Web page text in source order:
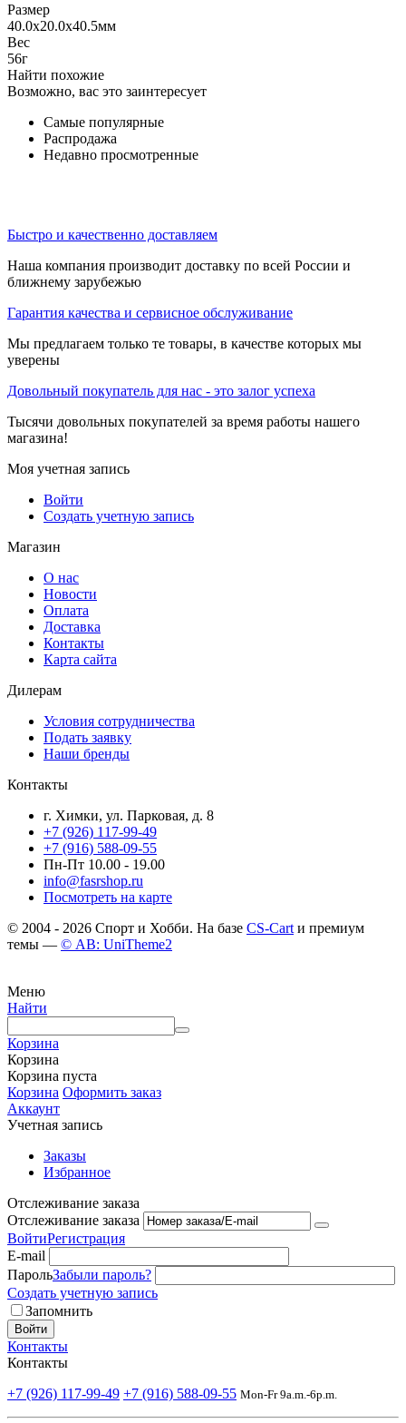
Размер
40.0x20.0x40.5мм
Вес
56г
Найти похожие
Возможно, вас это заинтересует
Самые популярные
Распродажа
Недавно просмотренные
Быстро и качественно доставляем
Наша компания производит доставку по всей России и
ближнему зарубежью
Гарантия качества и сервисное обслуживание
Мы предлагаем только те товары, в качестве которых мы
уверены
Довольный покупатель для нас - это залог успеха
Тысячи довольных покупателей за время работы нашего
магазина!
Моя учетная запись
Войти
Создать учетную запись
Магазин
О нас
Новости
Оплата
Доставка
Контакты
Карта сайта
Дилерам
Условия сотрудничества
Подать заявку
Наши бренды
Контакты
г. Химки, ул. Парковая, д. 8
+7 (926) 117-99-49
+7 (916) 588-09-55
Пн-Пт 10.00 - 19.00
info@fasrshop.ru
Посмотреть на карте
© 2004 - 2026 Спорт и Хобби. На базе CS-Cart и премиум
темы — © AB: UniTheme2
Меню
Найти
Корзина
Корзина
Корзина пуста
Корзина Оформить заказ
Аккаунт
Учетная запись
Заказы
Избранное
Отслеживание заказа
Отслеживание заказа
ВойтиРегистрация
E-mail
ПарольЗабыли пароль?
Создать учетную запись
Запомнить
Войти
Контакты
Контакты
+7 (926) 117-99-49 +7 (916) 588-09-55 Mon-Fr 9a.m.-6p.m.